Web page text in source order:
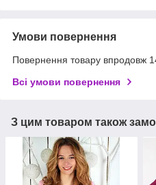
Умови повернення
Повернення товару впродовж
Всі умови повернення
З цим товаром також